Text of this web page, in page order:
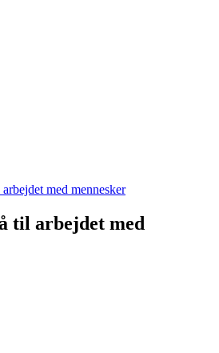
med mennesker
til arbejdet med